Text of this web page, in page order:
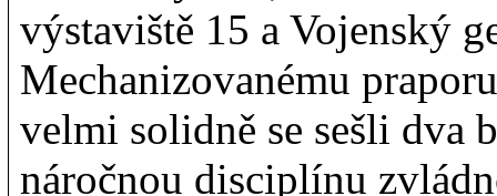
výstaviště 15 a Vojenský
Mechanizovanému
velmi solidně se sešli dva
náročnou disciplínu